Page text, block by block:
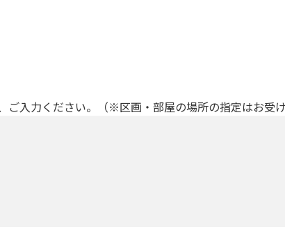
ご入力ください。（※区画・部屋の場所の指定はお受け